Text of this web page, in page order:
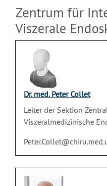
Zentrum für
Viszerale
Dr. med. Peter Collet
Leiter der Sektion
Viszeralmedizinische